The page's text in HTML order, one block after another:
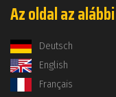
Az oldal az
Deutsch
English
Français